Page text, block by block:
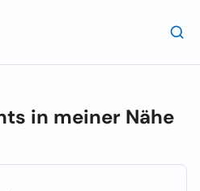
in meiner Nähe